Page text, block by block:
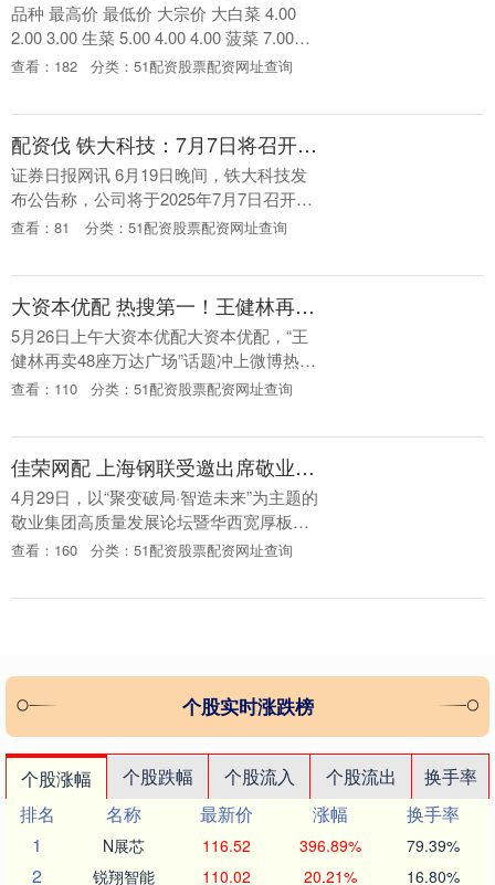
品种 最高价 最低价 大宗价 大白菜 4.00
2.00 3.00 生菜 5.00 4.00 4.00 菠菜 7.00
4.00 6.00 茼蒿 7.00 5.....
查看：182 分类：51配资股票配资网址查询
配资伐 铁大科技：7月7日将召开2025年第一次临时股东会
证券日报网讯 6月19日晚间，铁大科技发
布公告称，公司将于2025年7月7日召开
2025年第一次临时股东会。本次股东会将
案》。....
查看：81 分类：51配资股票配资网址查询
大资本优配 热搜第一！王健林再卖48座万达广场！网友：他到底有多少？
5月26日上午大资本优配大资本优配，“王
健林再卖48座万达广场”话题冲上微博热搜
榜首。 据国家市场监管总局近日披露的信
限合伙....
查看：110 分类：51配资股票配资网址查询
佳荣网配 上海钢联受邀出席敬业集团高质量发展论坛暨华西宽厚板推介会
4月29日，以“聚变破局·智造未来”为主题的
敬业集团高质量发展论坛暨华西宽厚板推
介会在河北省唐山市召开，会议吸引了近
表参会....
查看：160 分类：51配资股票配资网址查询
个股实时涨跌榜
个股涨幅 个股跌幅 个股流入 个股流出
换手率
排名
名称 最新价 涨幅
换手率
1
N展芯 116.52 396.89% 79.39%
2 锐翔智能 110.02 20.21% 16.80%